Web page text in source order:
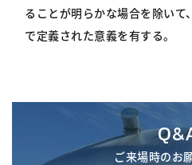
ることが明らかな場合を除いて
で定義された意義を有する。
ご来場時のお